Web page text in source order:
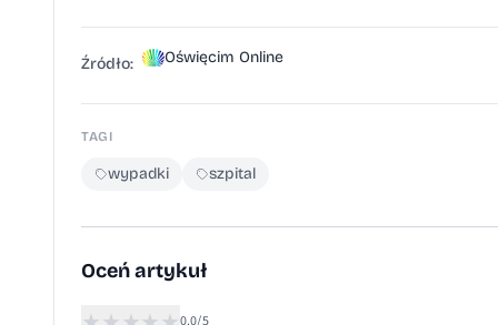
postępowanie, które ma ustalić dokładne
na drogach zwolnij i zachowaj ostrożność
nawierzchnia, mgły i wcześnie zapadający
Policjanci przypominają, że prędkość
panujących na drodze. Kiedy jezdnia jest
pojazdem. Dlatego funkcjonariusze
Źródło: Oświęcim Online
TAGI
wypadki szpital
Oceń artykuł
0.0/5